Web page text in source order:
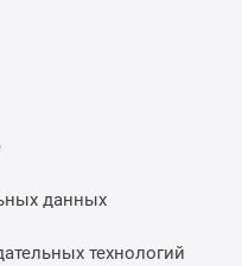
данных
технологий